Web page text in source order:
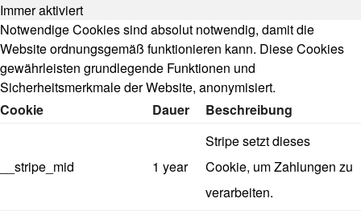
Immer aktiviert
Notwendige Cookies sind absolut notwendig, damit die
Website ordnungsgemäß funktionieren kann. Diese Cookies
gewährleisten grundlegende Funktionen und
Sicherheitsmerkmale der Website, anonymisiert.
Cookie
Dauer Beschreibung
__stripe_mid 1 year
Stripe setzt dieses
Cookie, um Zahlungen zu
verarbeiten.